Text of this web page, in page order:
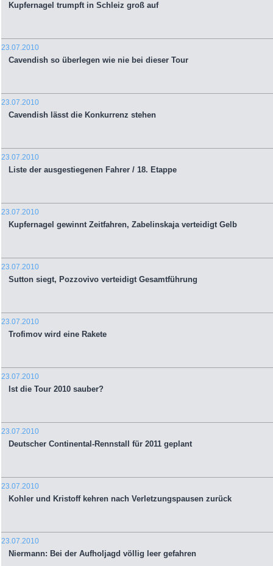
Kupfernagel trumpft in Schleiz groß auf
23.07.2010
Cavendish so überlegen wie nie bei dieser Tour
23.07.2010
Cavendish lässt die Konkurrenz stehen
23.07.2010
Liste der ausgestiegenen Fahrer / 18. Etappe
23.07.2010
Kupfernagel gewinnt Zeitfahren, Zabelinskaja verteidigt Gelb
23.07.2010
Sutton siegt, Pozzovivo verteidigt Gesamtführung
23.07.2010
Trofimov wird eine Rakete
23.07.2010
Ist die Tour 2010 sauber?
23.07.2010
Deutscher Continental-Rennstall für 2011 geplant
23.07.2010
Kohler und Kristoff kehren nach Verletzungspausen zurück
23.07.2010
Niermann: Bei der Aufholjagd völlig leer gefahren